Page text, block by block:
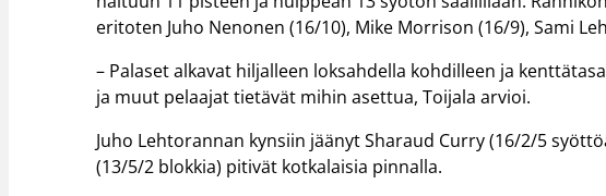
eritoten Juho Nenonen (16/10), Mike Morrison (16/9), Sami
– Palaset alkavat hiljalleen loksahdella kohdilleen ja
ja muut pelaajat tietävät mihin asettua, Toijala arvioi.
Juho Lehtorannan kynsiin jäänyt Sharaud Curry (16/2/5
(13/5/2 blokkia) pitivät kotkalaisia pinnalla.